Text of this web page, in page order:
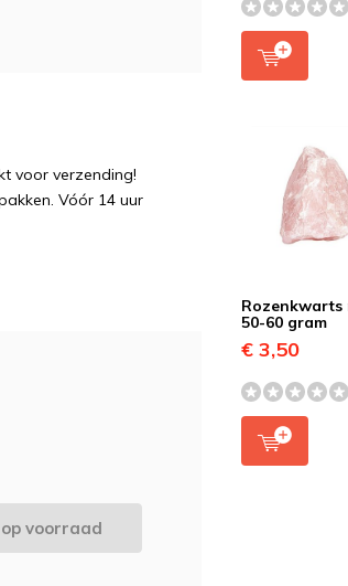
voor verzending!
Vóór 14 uur
voorraad
Rozenkwarts
50-60 gram
€ 3,50